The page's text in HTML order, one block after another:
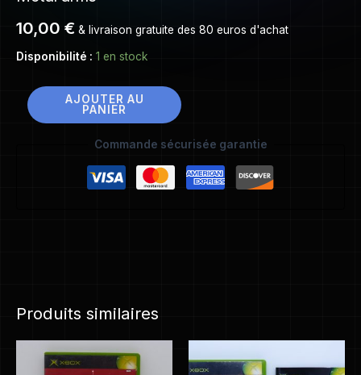
10,00 € & livraison gratuite des 80 euros d'achat
Disponibilité : 1 en stock
AJOUTER AU
PANIER
Commande sécurisée garantie
Produits similaires